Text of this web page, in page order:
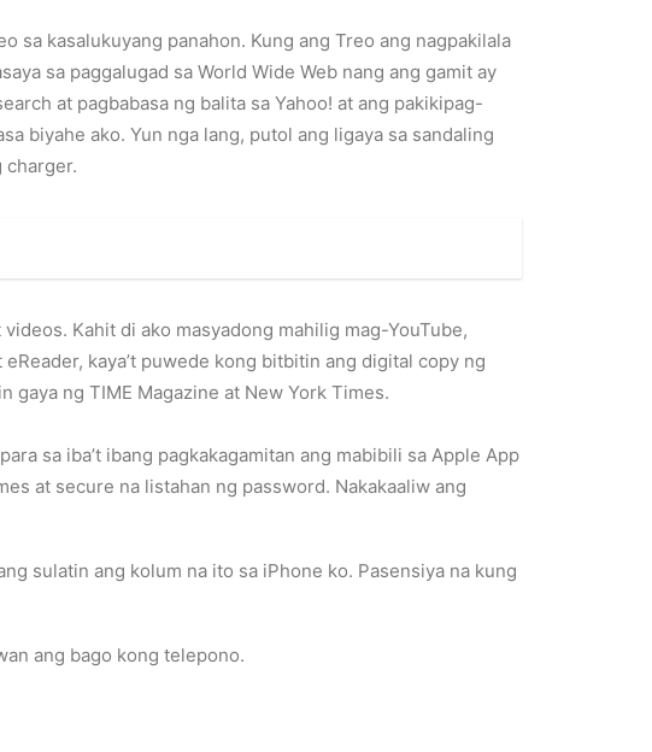
sa kasalukuyang panahon. Kung ang Treo ang nagpakilala
sa paggalugad sa World Wide Web nang ang gamit ay
at pagbabasa ng balita sa Yahoo! at ang pakikipag-
biyahe ako. Yun nga lang, putol ang ligaya sa sandaling
charger.
Kahit di ako masyadong mahilig mag-YouTube,
kaya’t puwede kong bitbitin ang digital copy ng
gaya ng TIME Magazine at New York Times.
sa iba’t ibang pagkakagamitan ang mabibili sa Apple App
at secure na listahan ng password. Nakakaaliw ang
sulatin ang kolum na ito sa iPhone ko. Pasensiya na kung
ang bago kong telepono.